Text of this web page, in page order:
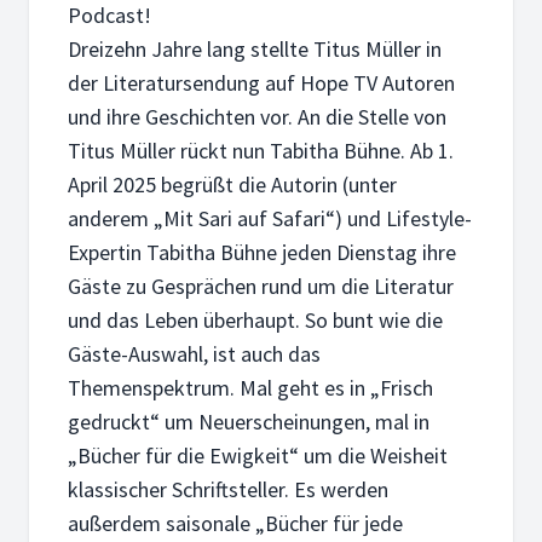
11. MAI 2026
Dr. Arne Hofmann: Traumatherapie –
Trauma verstehen: Dr. Arne Hofmann erklärt, wie
4. MAI 2026
Yasemin Lupo: Ausbrechen – mit der Kraft
Wie Kreativität in Krisen trägt: Yasemin und Tom Lupo
Podcast!
Dreizehn Jahre lang stellte Titus Müller in
der Literatursendung auf Hope TV Autoren
und ihre Geschichten vor. An die Stelle von
Titus Müller rückt nun Tabitha Bühne. Ab 1.
April 2025 begrüßt die Autorin (unter
anderem „Mit Sari auf Safari“) und Lifestyle-
Expertin Tabitha Bühne jeden Dienstag ihre
Gäste zu Gesprächen rund um die Literatur
und das Leben überhaupt. So bunt wie die
Gäste-Auswahl, ist auch das
Themenspektrum. Mal geht es in „Frisch
gedruckt“ um Neuerscheinungen, mal in
„Bücher für die Ewigkeit“ um die Weisheit
klassischer Schriftsteller. Es werden
außerdem saisonale „Bücher für jede